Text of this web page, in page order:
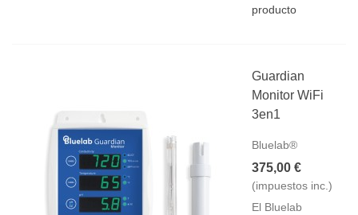
producto
Guardian
Monitor WiFi
3en1
Bluelab®
375,00 €
(impuestos inc.)
El Bluelab